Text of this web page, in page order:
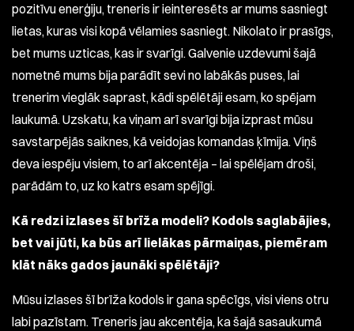
pozitīvu enerģiju, treneris ir ieinteresēts ar mums sasniegt
lietas, kuras visi kopā vēlamies sasniegt. Nikolato ir prasīgs,
bet mums uzticas, kas ir svarīgi. Galvenie uzdevumi šajā
nometnē mums bija parādīt sevi no labākās puses, lai
trenerim vieglāk saprast, kādi spēlētāji esam, ko spējam
laukumā. Uzskatu, ka viņam arī svarīgi bija izprast mūsu
savstarpējās saiknes, kā veidojas komandas ķīmija. Viņš
deva iespēju visiem, to arī akcentēja – lai spēlējam droši,
parādām to, uz ko katrs esam spējīgi.
Kā redzi izlases šī brīža modeli? Kodols saglabājies,
bet vai jūti, ka būs arī lielākas pārmaiņas, piemēram
klāt nāks gados jaunāki spēlētāji?
Mūsu izlases šī brīža kodols ir gana spēcīgs, visi viens otru
labi pazīstam. Treneris jau akcentēja, ka šajā sasaukumā